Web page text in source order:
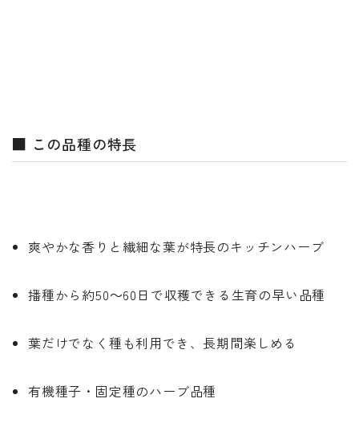
■ この品種の特長
爽やかな香りと繊細な葉が特長のキッチンハーブ
播種から約50～60日で収穫できる生育の早い品種
葉だけでなく種も利用でき、長期間楽しめる
有機種子・固定種のハーブ品種